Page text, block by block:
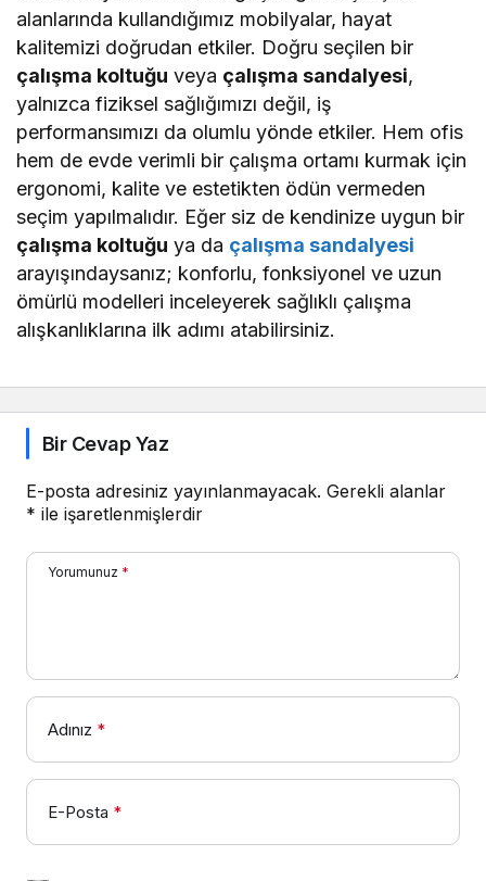
alanlarında kullandığımız mobilyalar, hayat
kalitemizi doğrudan etkiler. Doğru seçilen bir
çalışma koltuğu veya çalışma sandalyesi,
yalnızca fiziksel sağlığımızı değil, iş
performansımızı da olumlu yönde etkiler. Hem ofis
hem de evde verimli bir çalışma ortamı kurmak için
ergonomi, kalite ve estetikten ödün vermeden
seçim yapılmalıdır. Eğer siz de kendinize uygun bir
çalışma koltuğu ya da çalışma sandalyesi
arayışındaysanız; konforlu, fonksiyonel ve uzun
ömürlü modelleri inceleyerek sağlıklı çalışma
alışkanlıklarına ilk adımı atabilirsiniz.
Bir Cevap Yaz
E-posta adresiniz yayınlanmayacak. Gerekli alanlar
* ile işaretlenmişlerdir
Yorumunuz *
Adınız *
E-Posta *